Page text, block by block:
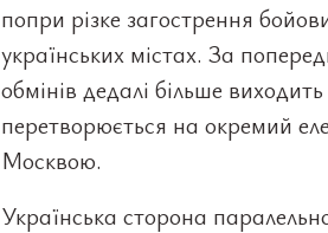
попри різке загострення
українських містах. За
обмінів дедалі більше
перетворюється на окремий
Москвою.
Українська сторона